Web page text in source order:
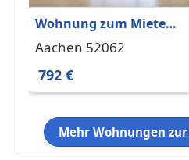
Wohnung zum Mieten
in Aachen 792 € 87 m²
Aachen 52062
792 €
Mehr Wohnungen